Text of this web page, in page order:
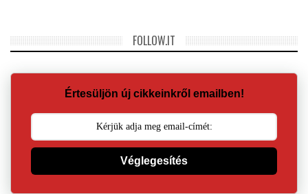
FOLLOW.IT
Értesüljön új cikkeinkről emailben!
Véglegesítés